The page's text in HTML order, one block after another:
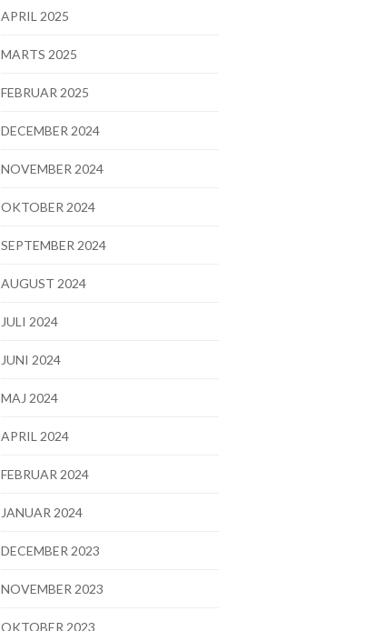
APRIL 2025
MARTS 2025
FEBRUAR 2025
DECEMBER 2024
NOVEMBER 2024
OKTOBER 2024
SEPTEMBER 2024
AUGUST 2024
JULI 2024
JUNI 2024
MAJ 2024
APRIL 2024
FEBRUAR 2024
JANUAR 2024
DECEMBER 2023
NOVEMBER 2023
OKTOBER 2023